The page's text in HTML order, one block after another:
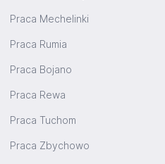
Praca Mechelinki
Praca Rumia
Praca Bojano
Praca Rewa
Praca Tuchom
Praca Zbychowo